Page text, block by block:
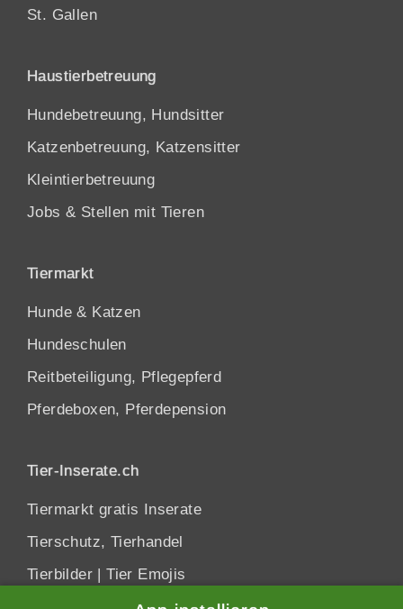
St. Gallen
Haustierbetreuung
Hundebetreuung, Hundsitter
Katzenbetreuung, Katzensitter
Kleintierbetreuung
Jobs & Stellen mit Tieren
Tiermarkt
Hunde & Katzen
Hundeschulen
Reitbeteiligung, Pflegepferd
Pferdeboxen, Pferdepension
Tier-Inserate.ch
Tiermarkt gratis Inserate
Tierschutz, Tierhandel
Tierbilder |Tier Emojis